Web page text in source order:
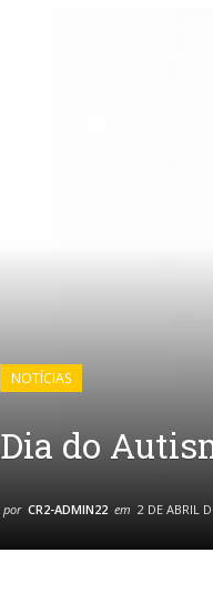
NOTÍCIAS
Dia do
por CR2-ADMIN22 em 2 DE ABRIL